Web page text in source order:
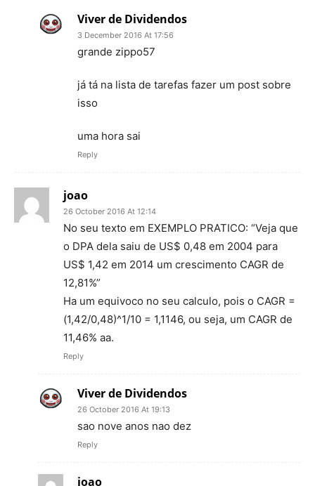
Viver de Dividendos
3 December 2016 At 17:56
grande zippo57
já tá na lista de tarefas fazer um post sobre
isso
uma hora sai
Reply
joao
26 October 2016 At 12:14
No seu texto em EXEMPLO PRATICO: “Veja que
o DPA dela saiu de US$ 0,48 em 2004 para
US$ 1,42 em 2014 um crescimento CAGR de
12,81%”
Ha um equivoco no seu calculo, pois o CAGR =
(1,42/0,48)^1/10 = 1,1146, ou seja, um CAGR de
11,46% aa.
Reply
Viver de Dividendos
26 October 2016 At 19:13
sao nove anos nao dez
Reply
joao